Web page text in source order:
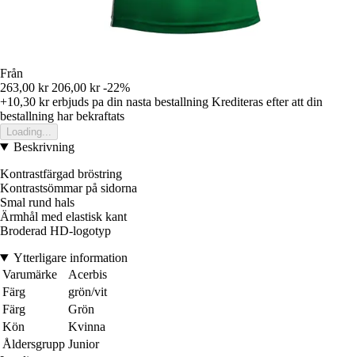
Från
263,00 kr 206,00 kr -22%
+10,30 krerbjuds pa din nasta bestallning Krediteras efter att din
bestallning har bekraftats
Loading...
Beskrivning
Kontrastfärgad bröstring
Kontrastsömmar på sidorna
Smal rund hals
Ärmhål med elastisk kant
Broderad HD-logotyp
Ytterligare information
Varumärke
Acerbis
Färg
grön/vit
Färg
Grön
Kön
Kvinna
Åldersgrupp Junior